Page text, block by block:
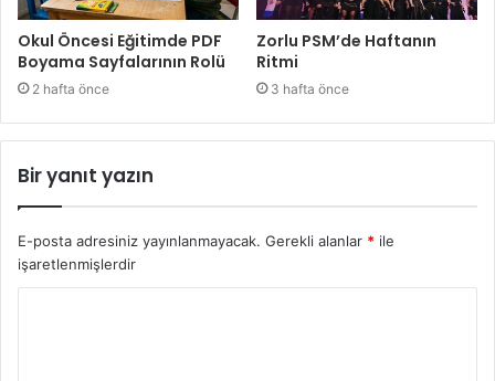
Okul Öncesi Eğitimde PDF
Boyama Sayfalarının Rolü
2 hafta önce
Zorlu PSM’de Haftanın
Ritmi
3 hafta önce
Bir yanıt yazın
E-posta adresiniz yayınlanmayacak. Gerekli alanlar * ile
işaretlenmişlerdir